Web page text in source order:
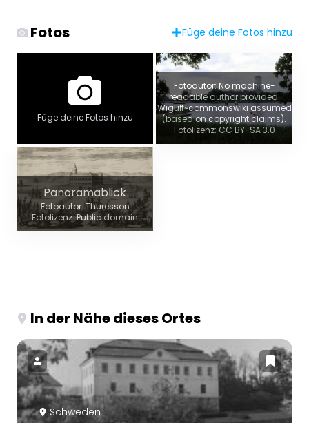
Fotos Füge deine Fotos hinzu
Füge deine Fotos hinzu
Fotoautor: No machine-
readable author provided.
Wigulf~commonswiki assumed
(based on copyright claims).
Fotolizenz: CC BY-SA 3.0
Panoramablick
Fotoautor: Thuresson
Fotolizenz: Public domain
In der Nähe dieses Ortes
Schweden